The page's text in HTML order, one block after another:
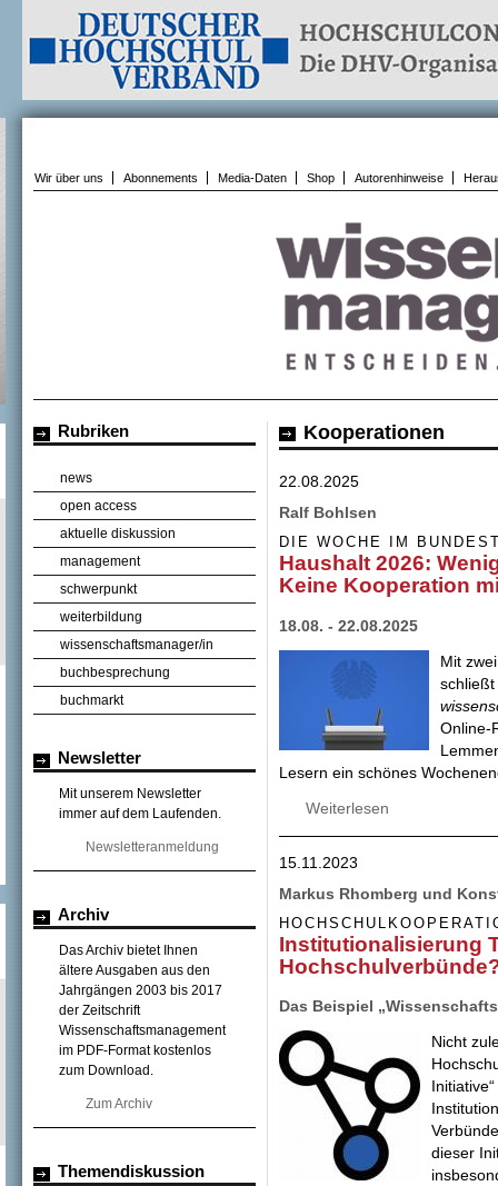
Wir über uns Abonnements Media-Daten Shop Autorenhinweise
Rubriken
news
open access
aktuelle diskussion
management
schwerpunkt
weiterbildung
wissenschaftsmanager/in
buchbesprechung
buchmarkt
Newsletter
Mit unserem Newsletter
immer auf dem Laufenden.
Newsletteranmeldung
Archiv
Das Archiv bietet Ihnen
ältere Ausgaben aus den
Jahrgängen 2003 bis 2017
der Zeitschrift
Wissenschaftsmanagement
im PDF-Format kostenlos
zum Download.
Zum Archiv
Themendiskussion
Kooperationen
22.08.2025
Ralf Bohlsen
DIE WOCHE IM
Haushalt 2026:
Keine Kooperation
18.08. - 22.08.2025
Mit
schließt
Online-
Lesern ein schönes
Weiterlesen
15.11.2023
Markus Rhomberg und
Institutionalisierung
Das Beispiel
Nicht
dieser